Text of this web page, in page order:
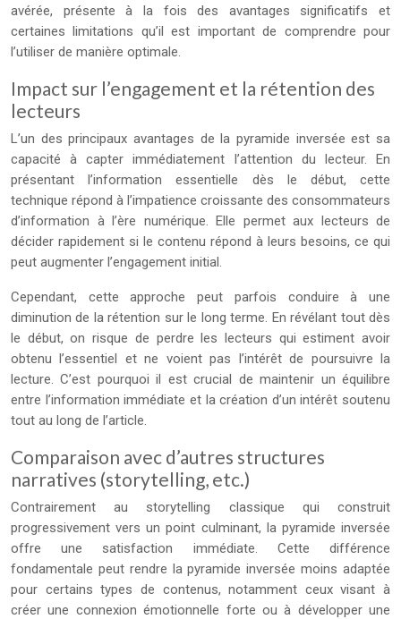
avérée, présente à la fois des avantages significatifs et
certaines limitations qu’il est important de comprendre pour
l’utiliser de manière optimale.
Impact sur l’engagement et la rétention des
lecteurs
L’un des principaux avantages de la pyramide inversée est sa
capacité à capter immédiatement l’attention du lecteur. En
présentant l’information essentielle dès le début, cette
technique répond à l’impatience croissante des consommateurs
d’information à l’ère numérique. Elle permet aux lecteurs de
décider rapidement si le contenu répond à leurs besoins, ce qui
peut augmenter l’engagement initial.
Cependant, cette approche peut parfois conduire à une
diminution de la rétention sur le long terme. En révélant tout dès
le début, on risque de perdre les lecteurs qui estiment avoir
obtenu l’essentiel et ne voient pas l’intérêt de poursuivre la
lecture. C’est pourquoi il est crucial de maintenir un équilibre
entre l’information immédiate et la création d’un intérêt soutenu
tout au long de l’article.
Comparaison avec d’autres structures
narratives (storytelling, etc.)
Contrairement au storytelling classique qui construit
progressivement vers un point culminant, la pyramide inversée
offre une satisfaction immédiate. Cette différence
fondamentale peut rendre la pyramide inversée moins adaptée
pour certains types de contenus, notamment ceux visant à
créer une connexion émotionnelle forte ou à développer une